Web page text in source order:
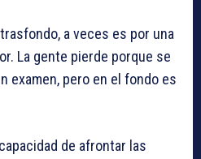
a veces es por una
La gente pierde porque se
examen, pero en el fondo es
de afrontar las